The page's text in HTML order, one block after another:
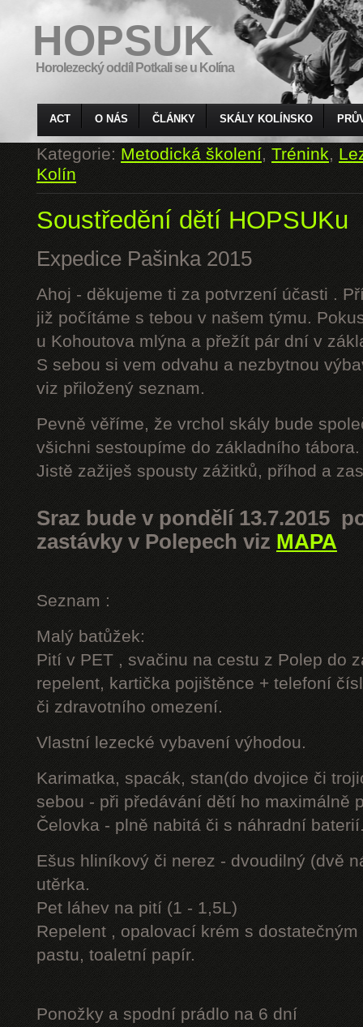
HOPSUK
Horolezecký oddíl Potkali se u Kolína
ACT O NÁS ČLÁNKY SKÁLY KOLÍNSKO
Kategorie:Metodická školení, Trénink,
Kolín
Soustředění dětí HOPSUKu
Expedice Pašinka 2015
Ahoj - děkujeme ti za potvrzení účasti .
již počítáme s tebou v našem týmu.
u Kohoutova mlýna a přežít pár dní v
S sebou si vem odvahu a nezbytnou
viz přiložený seznam.
Pevně věříme, že vrchol skály bude
všichni sestoupíme do základního tábora.
Jistě zažiješ spousty zážitků, příhod a
Sraz bude v pondělí 13.7.2015
zastávky v Polepech viz MAPA
Seznam :
Malý batůžek:
Pití v PET , svačinu na cestu z Polep do
repelent, kartička pojištěnce + telefoní
či zdravotního omezení.
Vlastní lezecké vybavení výhodou.
Karimatka, spacák, stan(do dvojice či
sebou - při předávání dětí ho maximálně
Čelovka - plně nabitá či s náhradní
Ešus hliníkový či nerez - dvoudilný (dvě
utěrka.
Pet láhev na pití (1 - 1,5L)
Repelent , opalovací krém s
pastu, toaletní papír.
Ponožky a spodní prádlo na 6 dní